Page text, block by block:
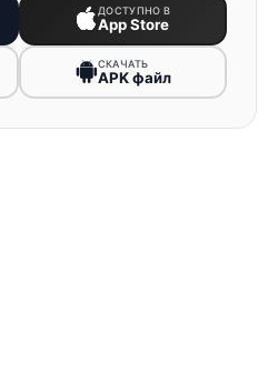
ДОСТУПНО В
App Store
СКАЧАТЬ
APK файл